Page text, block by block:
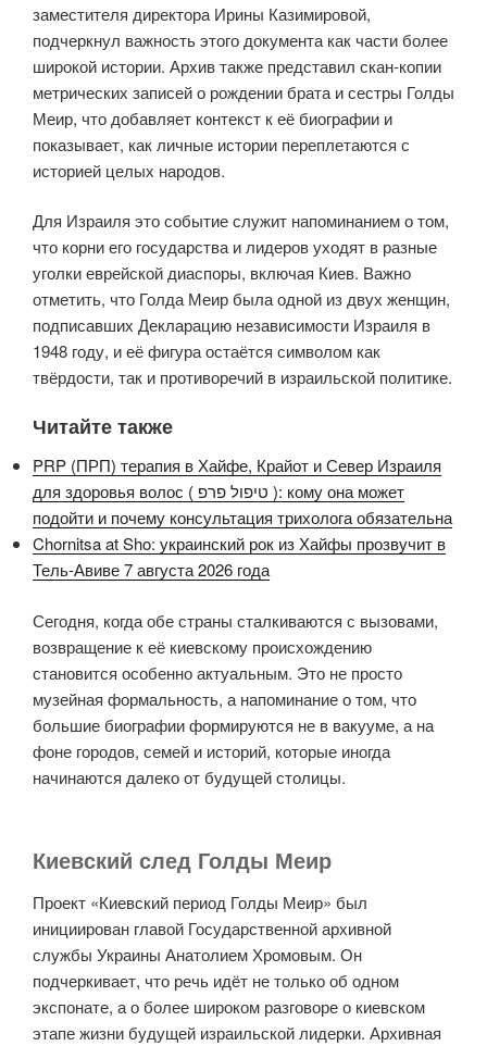
заместителя директора Ирины Казимировой,
подчеркнул важность этого документа как части более
широкой истории. Архив также представил скан-копии
метрических записей о рождении брата и сестры Голды
Меир, что добавляет контекст к её биографии и
показывает, как личные истории переплетаются с
историей целых народов.
Для Израиля это событие служит напоминанием о том,
что корни его государства и лидеров уходят в разные
уголки еврейской диаспоры, включая Киев. Важно
отметить, что Голда Меир была одной из двух женщин,
подписавших Декларацию независимости Израиля в
1948 году, и её фигура остаётся символом как
твёрдости, так и противоречий в израильской политике.
Читайте также
PRP (ПРП) терапия в Хайфе, Крайот и Север Израиля
для здоровья волос ( טיפול פרפ ): кому она может
подойти и почему консультация трихолога обязательна
Chornitsa at Sho: украинский рок из Хайфы прозвучит в
Тель-Авиве 7 августа 2026 года
Сегодня, когда обе страны сталкиваются с вызовами,
возвращение к её киевскому происхождению
становится особенно актуальным. Это не просто
музейная формальность, а напоминание о том, что
большие биографии формируются не в вакууме, а на
фоне городов, семей и историй, которые иногда
начинаются далеко от будущей столицы.
Киевский след Голды Меир
Проект «Киевский период Голды Меир» был
инициирован главой Государственной архивной
службы Украины Анатолием Хромовым. Он
подчеркивает, что речь идёт не только об одном
экспонате, а о более широком разговоре о киевском
этапе жизни будущей израильской лидерки. Архивная